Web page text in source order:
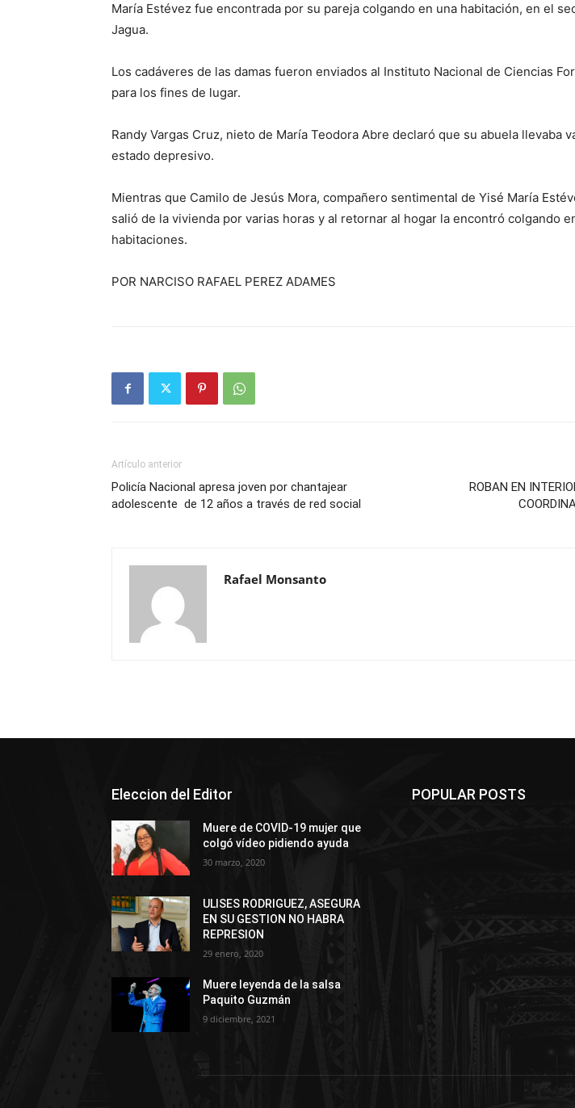
María Estévez fue encontrada por su pareja colgando en una habitación, en el
Jagua.
Los cadáveres de las damas fueron enviados al Instituto Nacional de Ciencias
para los fines de lugar.
Randy Vargas Cruz, nieto de María Teodora Abre declaró que su abuela llevaba
estado depresivo.
Mientras que Camilo de Jesús Mora, compañero sentimental de Yisé María
salió de la vivienda por varias horas y al retornar al hogar la encontró colgando
habitaciones.
POR NARCISO RAFAEL PEREZ ADAMES
Artículo anterior
Policía Nacional apresa joven por chantajear
adolescente de 12 años a través de red social
ROBAN EN
Rafael Monsanto
Eleccion del Editor
Muere de COVID-19 mujer que
colgó vídeo pidiendo ayuda
30 marzo, 2020
ULISES RODRIGUEZ, ASEGURA
EN SU GESTION NO HABRA
REPRESION
29 enero, 2020
Muere leyenda de la salsa
Paquito Guzmán
9 diciembre, 2021
POPULAR POSTS